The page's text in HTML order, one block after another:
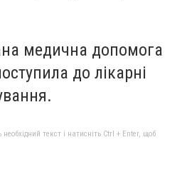
медична допомога
до лікарні
текст і натисніть Ctrl + Enter, щоб